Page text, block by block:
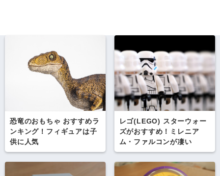
恐竜のおもちゃ おすすめラ
ンキング！フィギュアは子
供に人気
レゴ(LEGO) スターウォー
ズがおすすめ！ミレニア
ム・ファルコンが凄い